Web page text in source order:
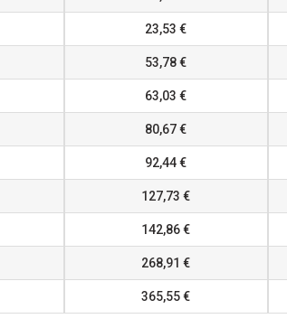
23,53 €
53,78 €
63,03 €
80,67 €
92,44 €
127,73 €
142,86 €
268,91 €
365,55 €